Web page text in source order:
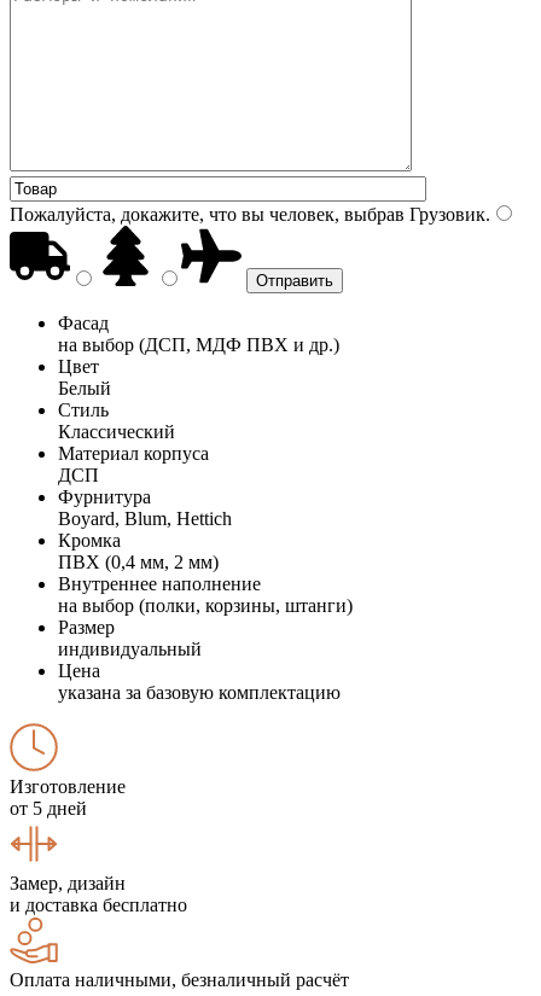
Пожалуйста, докажите, что вы человек, выбрав Грузовик.
Фасад
на выбор (ДСП, МДФ ПВХ и др.)
Цвет
Белый
Стиль
Классический
Материал корпуса
ДСП
Фурнитура
Boyard, Blum, Hettich
Кромка
ПВХ (0,4 мм, 2 мм)
Внутреннее наполнение
на выбор (полки, корзины, штанги)
Размер
индивидуальный
Цена
указана за базовую комплектацию
Изготовление
от 5 дней
Замер, дизайн
и доставка бесплатно
Оплата наличными, безналичный расчёт